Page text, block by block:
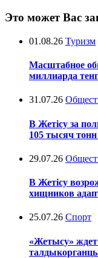
Это может Вас
01.08.26 Туризм
Масштабное
миллиарда
31.07.26
В Жетісу за
105 тысяч
29.07.26
В Жетісу
хищников
25.07.26 Спорт
«Жетысу»